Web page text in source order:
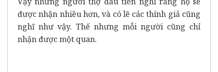
được nhận nhiều hơn, và có lẽ các thính giả cũng
nghĩ như vậy. Thế nhưng mỗi người cũng chỉ
nhận được một quan.